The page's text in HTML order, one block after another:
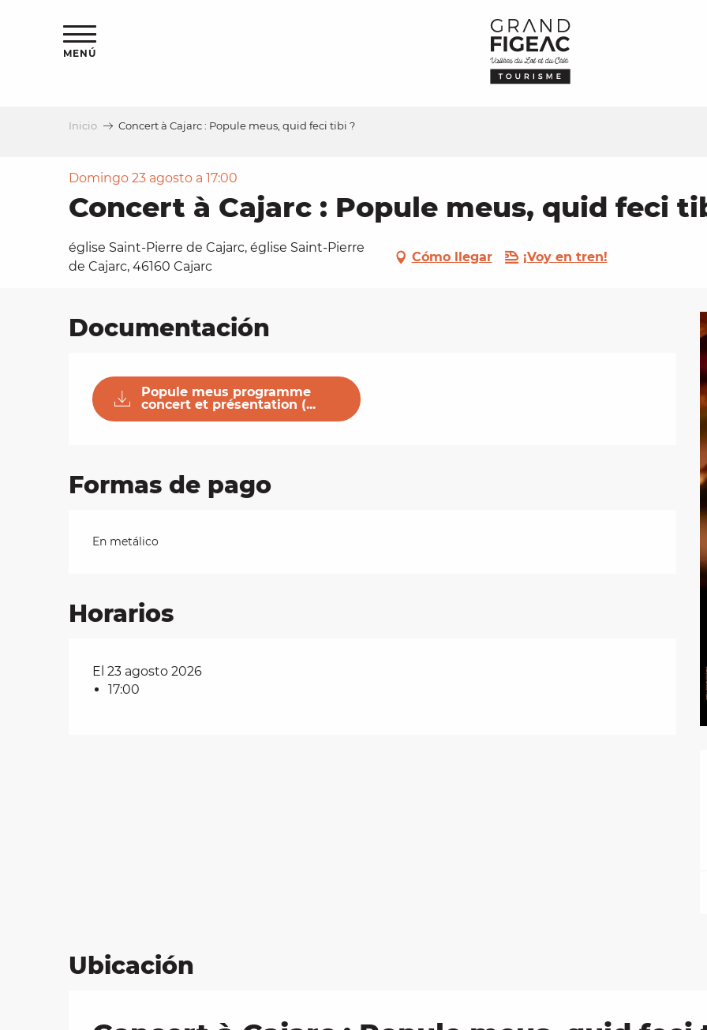
MENÚ
Inicio Concert à Cajarc : Popule meus, quid feci tibi ?
Domingo 23 agosto a 17:00
Concert à Cajarc : Popule meus, quid feci
église Saint-Pierre de Cajarc, église Saint-Pierre
de Cajarc, 46160 Cajarc
Cómo llegar ¡Voy en tren!
Documentación
Popule meus programme
concert et présentation (...
Formas de pago
En metálico
Horarios
El 23 agosto 2026
17:00
Ubicación